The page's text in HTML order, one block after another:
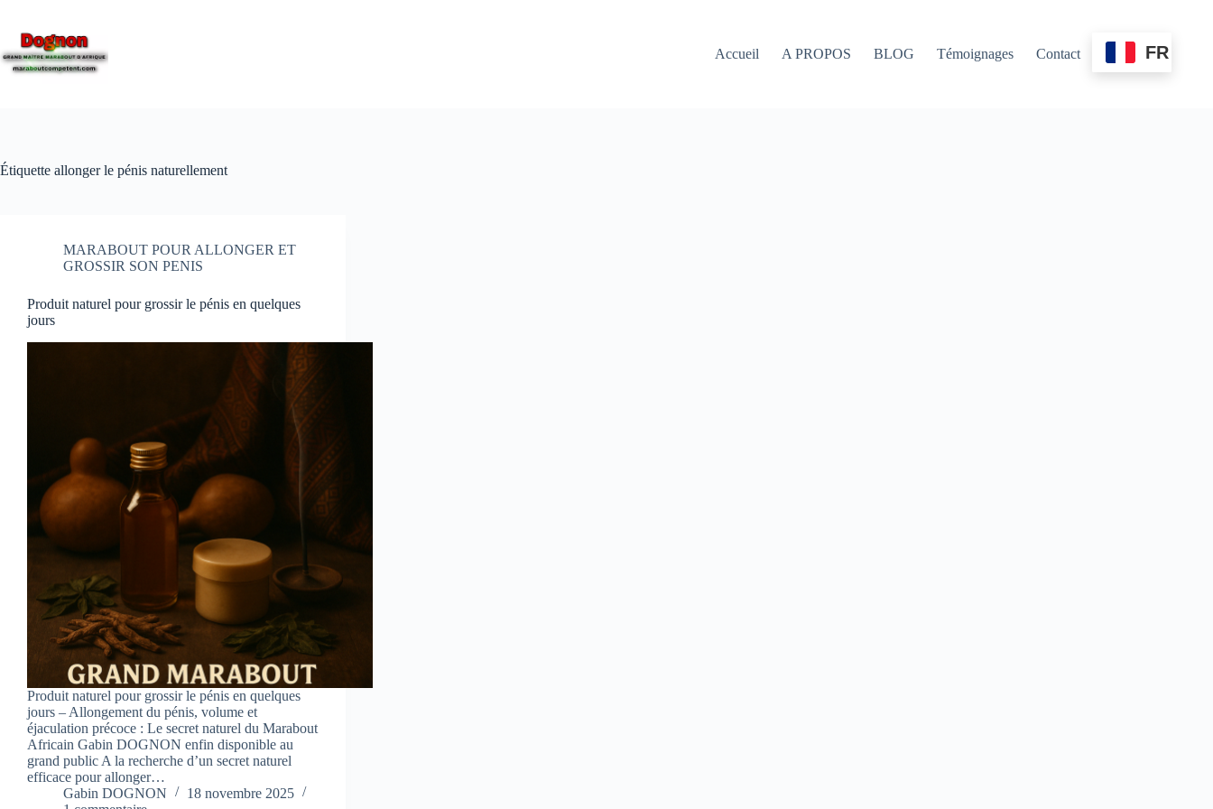
Accueil A PROPOS BLOG Témoignages Contact FR
Étiquette allonger le pénis naturellement
MARABOUT POUR ALLONGER ET
GROSSIR SON PENIS
Produit naturel pour grossir le pénis en quelques
jours
Produit naturel pour grossir le pénis en quelques
jours – Allongement du pénis, volume et
éjaculation précoce : Le secret naturel du Marabout
Africain Gabin DOGNON enfin disponible au
grand public A la recherche d’un secret naturel
efficace pour allonger…
Gabin DOGNON
18 novembre 2025